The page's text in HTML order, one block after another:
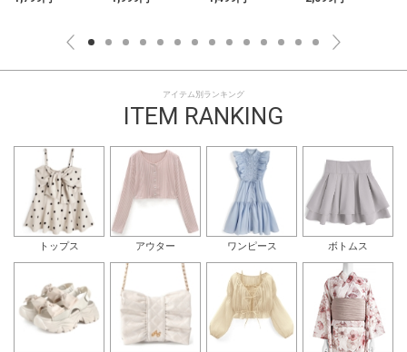
アイテム別ランキング
ITEM RANKING
トップス アウター ワンピース ボトムス